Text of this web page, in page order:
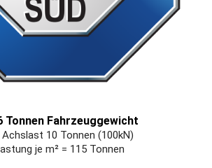
Tonnen Fahrzeuggewicht
Achslast 10 Tonnen (100kN)
je m² = 115 Tonnen